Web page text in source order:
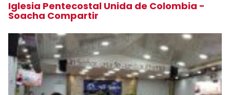
Iglesia Pentecostal Unida de Colombia -
Soacha Compartir